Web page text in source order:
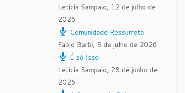
Letícia Sampaio, 12 de julho de
2026
Comunidade Ressurreta
Fabio Barbi, 5 de julho de 2026
É só Isso
Letícia Sampaio, 28 de junho de
2026